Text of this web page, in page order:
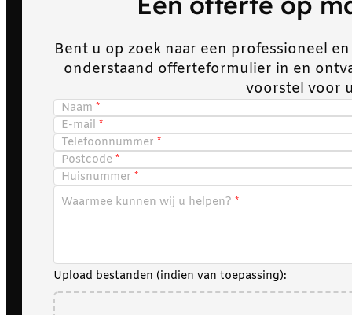
Bent u op zoek naar een professioneel
onderstaand offerteformulier in en
voorstel voor
Naam
E-mail
Telefoonnummer
Postcode
Huisnummer
Waarmee kunnen wij u helpen?
Upload bestanden (indien van toepassing):